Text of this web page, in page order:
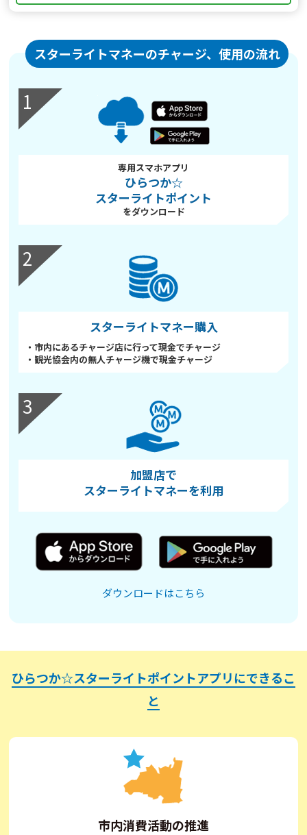
スターライトマネーのチャージ、使用の流れ
1
専用スマホアプリ
ひらつか☆
スターライトポイント
をダウンロード
2
スターライトマネー購入
・市内にあるチャージ店に行って現金でチャージ
・観光協会内の無人チャージ機で現金チャージ
3
加盟店で
スターライトマネーを利⽤
ダウンロードはこちら
ひらつか☆スターライトポイントアプリにできるこ
と
市内消費活動の推進